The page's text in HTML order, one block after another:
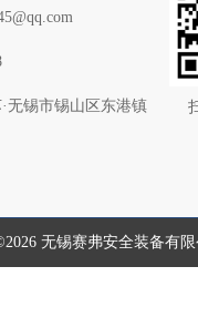
无锡市锡山区东港镇
无锡赛弗安全装备有